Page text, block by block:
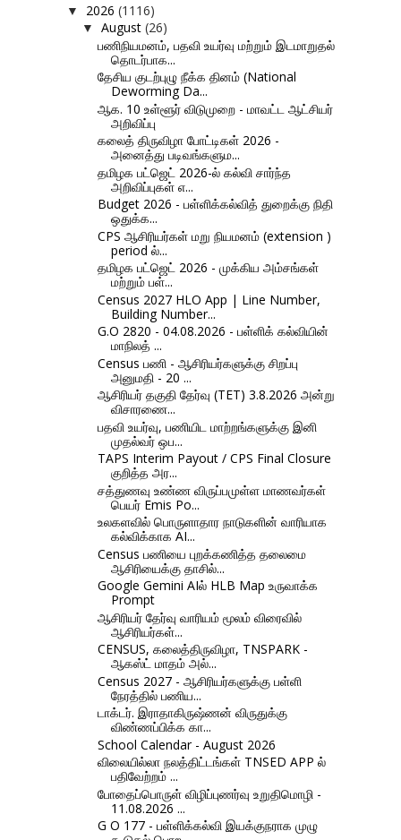
▼ 2026 (1116)
▼ August (26)
பணிநியமனம், பதவி உயர்வு மற்றும் இடமாறுதல்
தொடர்பாக...
தேசிய குடற்புழு நீக்க தினம் (National
Deworming Da...
ஆக. 10 உள்ளூர் விடுமுறை - மாவட்ட ஆட்சியர்
அறிவிப்பு
கலைத் திருவிழா போட்டிகள் 2026 -
அனைத்து படிவங்களும...
தமிழக பட்ஜெட் 2026-ல் கல்வி சார்ந்த
அறிவிப்புகள் எ...
Budget 2026 - பள்ளிக்கல்வித் துறைக்கு நிதி
ஒதுக்க...
CPS ஆசிரியர்கள் மறு நியமனம் (extension )
period ல்...
தமிழக பட்ஜெட் 2026 - முக்கிய அம்சங்கள்
மற்றும் பள்...
Census 2027 HLO App | Line Number,
Building Number...
G.O 2820 - 04.08.2026 - பள்ளிக் கல்வியின்
மாநிலத் ...
Census பணி - ஆசிரியர்களுக்கு சிறப்பு
அனுமதி - 20 ...
ஆசிரியர் தகுதி தேர்வு (TET) 3.8.2026 அன்று
விசாரணை...
பதவி உயர்வு, பணியிட மாற்றங்களுக்கு இனி
முதல்வர் ஒப...
TAPS Interim Payout / CPS Final Closure
குறித்த அர...
சத்துணவு உண்ண விருப்பமுள்ள மாணவர்கள்
பெயர் Emis Po...
உலகளவில் பொருளாதார நாடுகளின் வாரியாக
கல்விக்காக AI...
Census பணியை புறக்கணித்த தலைமை
ஆசிரியைக்கு தாசில்...
Google Gemini AIல் HLB Map உருவாக்க
Prompt
ஆசிரியர் தேர்வு வாரியம் மூலம் விரைவில்
ஆசிரியர்கள்...
CENSUS, கலைத்திருவிழா, TNSPARK -
ஆகஸ்ட் மாதம் அல்...
Census 2027 - ஆசிரியர்களுக்கு பள்ளி
நேரத்தில் பணிய...
டாக்டர். இராதாகிருஷ்ணன் விருதுக்கு
விண்ணப்பிக்க கா...
School Calendar - August 2026
விலையில்லா நலத்திட்டங்கள் TNSED APP ல்
பதிவேற்றம் ...
போதைப்பொருள் விழிப்புணர்வு உறுதிமொழி -
11.08.2026 ...
G O 177 - பள்ளிக்கல்வி இயக்குநராக முழு